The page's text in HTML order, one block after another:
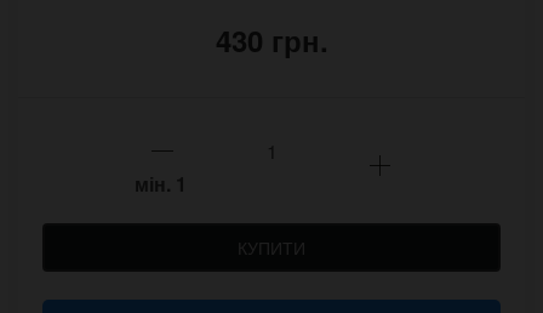
430 грн.
мін. 1
КУПИТИ